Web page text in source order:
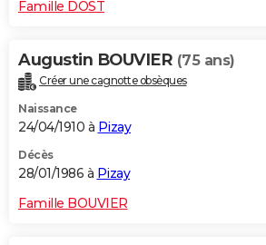
Famille DOST
Augustin BOUVIER (75 ans)
Créer une cagnotte obsèques
Naissance
24/04/1910 à Pizay
Décès
28/01/1986 à Pizay
Famille BOUVIER